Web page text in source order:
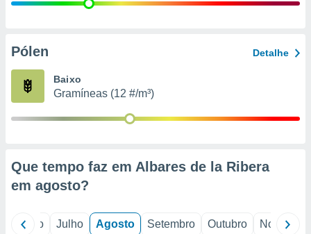
e
de
Pólen Detalhe
Baixo
Gramíneas (12 #/m³)
Que tempo faz em Albares de la Ribera
em agosto?
Junho Julho Agosto Setembro Outubro Novembro